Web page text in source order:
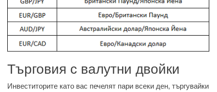
Търговия с валутни двойки
Инвеститорите като вас печелят пари всеки ден, търгувайки